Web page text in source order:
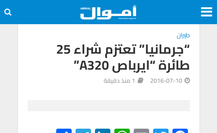
طيران
“جرمانيا” تعتزم شراء 25
طائرة “ايرباص ‭A320‬”
2016-07-10 1 منذ دقيقة